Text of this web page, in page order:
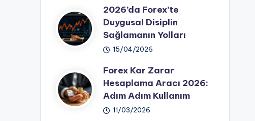
2026’da Forex’te
Duygusal Disiplin
Sağlamanın Yolları
15/04/2026
Forex Kar Zarar
Hesaplama Aracı 2026:
Adım Adım Kullanım
11/03/2026